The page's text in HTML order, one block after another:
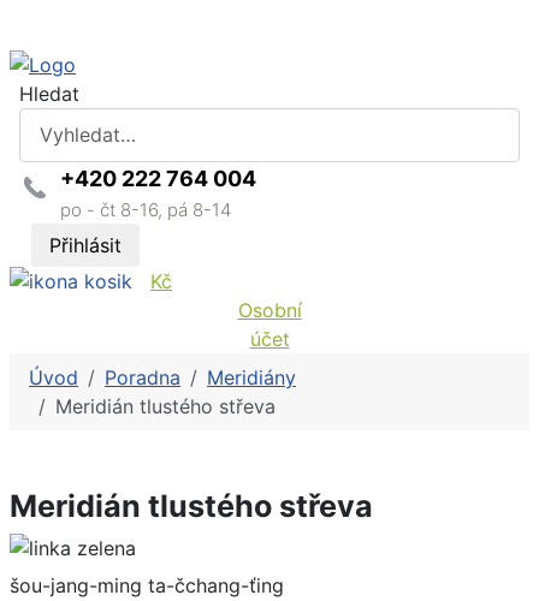
Hledat
+420 222 764 004
po - čt 8-16, pá 8-14
Přihlásit
Kč
Osobní
účet
Úvod
Poradna
Meridiány
Meridián tlustého střeva
Meridián tlustého střeva
šou-jang-ming ta-čchang-ťing